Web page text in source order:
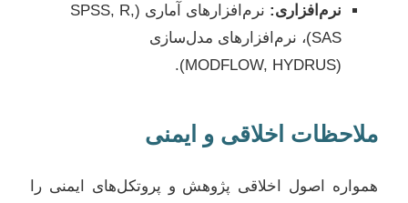
نرم‌افزاری:
نرم‌افزارهای آماری (SPSS, R,
SAS)، نرم‌افزارهای مدل‌سازی
(MODFLOW, HYDRUS).
ملاحظات اخلاقی و ایمنی
همواره اصول اخلاقی پژوهش و پروتکل‌های ایمنی را